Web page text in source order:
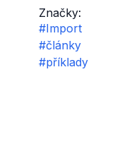
Značky:
#Import
#články
#příklady